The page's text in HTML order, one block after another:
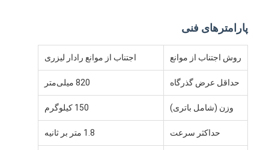
ربات موبایل مستقل AMR
شاتل انبار سه بعدی
شاسی بیرونی چهار چرخ UGV با کنترل سیم
تجهیزات شارژ کننده پشتیبان AGV
اجزای چرخ محرک مکانیک AGV
پارامترهای فنی
روش اجتناب از موانع اجتناب از موانع رادار لیزری
حداقل عرض گذرگاه 820 میلی‌متر
وزن (شامل باتری) 150 کیلوگرم
حداکثر سرعت 1.8 متر بر ثانیه